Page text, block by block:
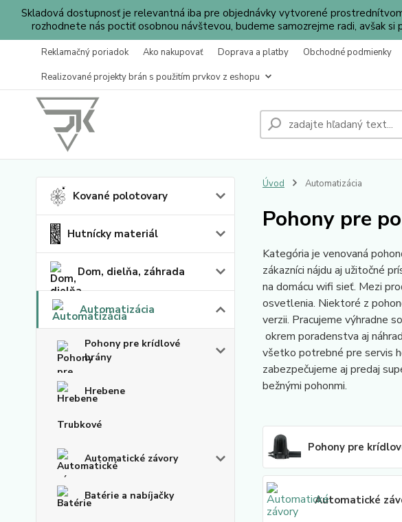
Skladová dostupnosť je relevantná iba pre objednávky vytvorené
rozhodnete nás poctiť osobnou návštevou, budeme samozrejme radi, avšak
Reklamačný poriadok Ako nakupovať Doprava a platby Obchodné podmienky
Realizované projekty brán s použitím prvkov z eshopu
Kované polotovary
Hutnícky materiál
Dom, dielňa, záhrada
Automatizácia
Pohony pre krídlové
brány
Hrebene
Trubkové
Automatické závory
Batérie a nabíjačky
Úvod Automatizácia
Pohony pre
Kategória je venovaná
zákazníci nájdu aj užitočné
na domácu wifi sieť. Mezi
osvetlenia. Niektoré z
verzii. Pracujeme výhradne
okrem poradenstva aj
všetko potrebné pre servis
zabezpečujeme aj predaj
bežnými pohonmi.
Pohony pre
Automatické